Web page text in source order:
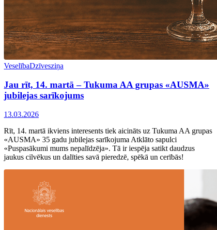
VeselībaDzīvesziņa
Jau rīt, 14. martā – Tukuma AA grupas «AUSMA»
jubilejas sarīkojums
13.03.2026
Rīt, 14. martā ikviens interesents tiek aicināts uz Tukuma AA grupas
«AUSMA» 35 gadu jubilejas sarīkojuma Atklāto sapulci
«Puspasākumi mums nepalīdzēja». Tā ir iespēja satikt daudzus
jaukus cilvēkus un dalīties savā pieredzē, spēkā un cerībās!